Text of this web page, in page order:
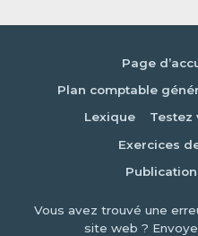
Page
Plan comptable
Lexique
Testez
Exercices
Vous avez trouvé une
site web ?